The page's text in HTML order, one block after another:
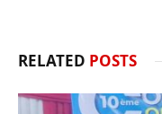
RELATED POSTS